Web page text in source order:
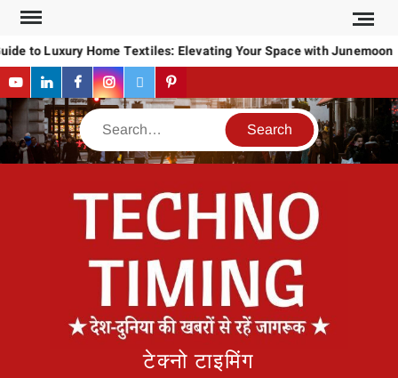
Skip
contentto Luxury Home Textiles: Elevating Your Space with Junemoon
YouTubeLinkedInFacebookInstagram
TwitterPinterest
Search
टेक्नो टाइमिंग